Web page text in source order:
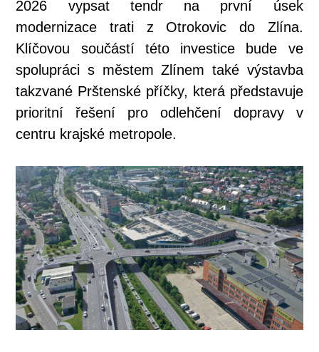
2026 vypsat tendr na první úsek
modernizace trati z Otrokovic do Zlína.
Klíčovou součástí této investice bude ve
spolupráci s městem Zlínem také výstavba
takzvané Prštenské příčky, která představuje
prioritní řešení pro odlehčení dopravy v
centru krajské metropole.